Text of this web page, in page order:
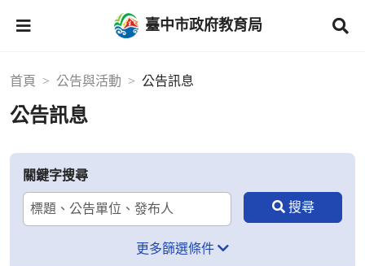
臺中市政府教育局
首頁 公告與活動 公告訊息
公告訊息
關鍵字搜尋
更多篩選條件